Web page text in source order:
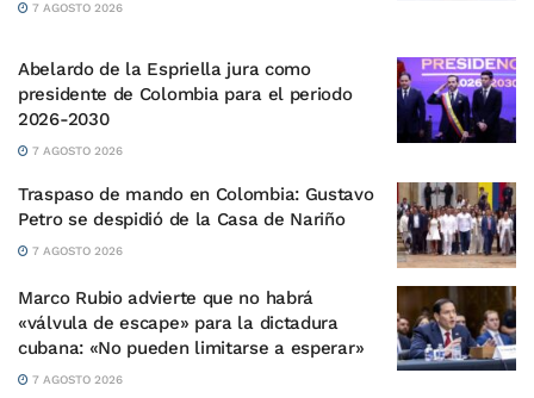
7 AGOSTO 2026
Abelardo de la Espriella jura como
presidente de Colombia para el periodo
2026-2030
7 AGOSTO 2026
Traspaso de mando en Colombia: Gustavo
Petro se despidió de la Casa de Nariño
7 AGOSTO 2026
Marco Rubio advierte que no habrá
«válvula de escape» para la dictadura
cubana: «No pueden limitarse a esperar»
7 AGOSTO 2026